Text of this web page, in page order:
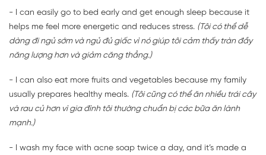
- I can easily go to bed early and get enough sleep because it
helps me feel more energetic and reduces stress. (Tôi có thể dễ
dàng đi ngủ sớm và ngủ đủ giấc vì nó giúp tôi cảm thấy tràn đầy
năng lượng hơn và giảm căng thẳng.)
- I can also eat more fruits and vegetables because my family
usually prepares healthy meals. (Tôi cũng có thể ăn nhiều trái cây
và rau củ hơn vì gia đình tôi thường chuẩn bị các bữa ăn lành
mạnh.)
- I wash my face with acne soap twice a day, and it’s made a